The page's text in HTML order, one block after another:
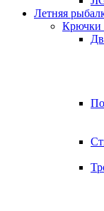
Летняя
Крючки